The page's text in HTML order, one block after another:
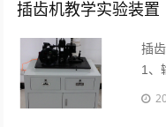
插齿机教学实验装置
插
1、